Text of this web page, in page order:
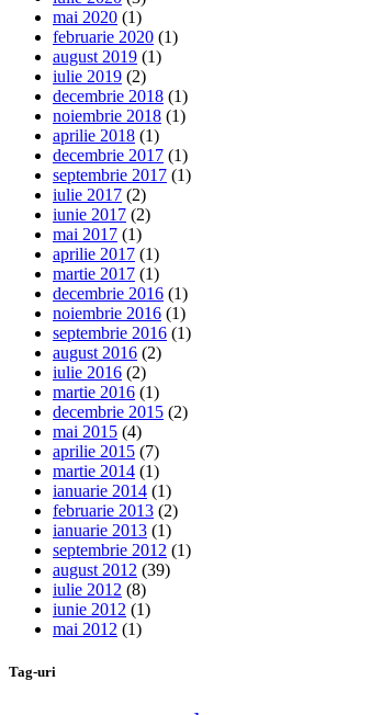
mai 2020 (1)
februarie 2020 (1)
august 2019 (1)
iulie 2019 (2)
decembrie 2018 (1)
noiembrie 2018 (1)
aprilie 2018 (1)
decembrie 2017 (1)
septembrie 2017 (1)
iulie 2017 (2)
iunie 2017 (2)
mai 2017 (1)
aprilie 2017 (1)
martie 2017 (1)
decembrie 2016 (1)
noiembrie 2016 (1)
septembrie 2016 (1)
august 2016 (2)
iulie 2016 (2)
martie 2016 (1)
decembrie 2015 (2)
mai 2015 (4)
aprilie 2015 (7)
martie 2014 (1)
ianuarie 2014 (1)
februarie 2013 (2)
ianuarie 2013 (1)
septembrie 2012 (1)
august 2012 (39)
iulie 2012 (8)
iunie 2012 (1)
mai 2012 (1)
Tag-uri